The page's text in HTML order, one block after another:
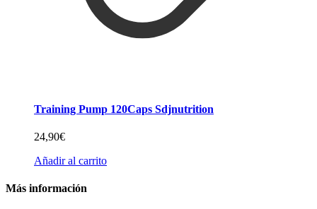
Training Pump 120Caps Sdjnutrition
24,90€
Añadir al carrito
Más información